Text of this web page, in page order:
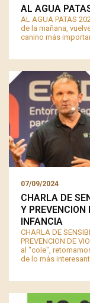
AL AGUA
AL AGUA PATAS
de la mañana,
canino más
07/09/2024
CHARLA DE
Y
INFANCIA
CHARLA DE
PREVENCION DE
al "cole",
de lo más